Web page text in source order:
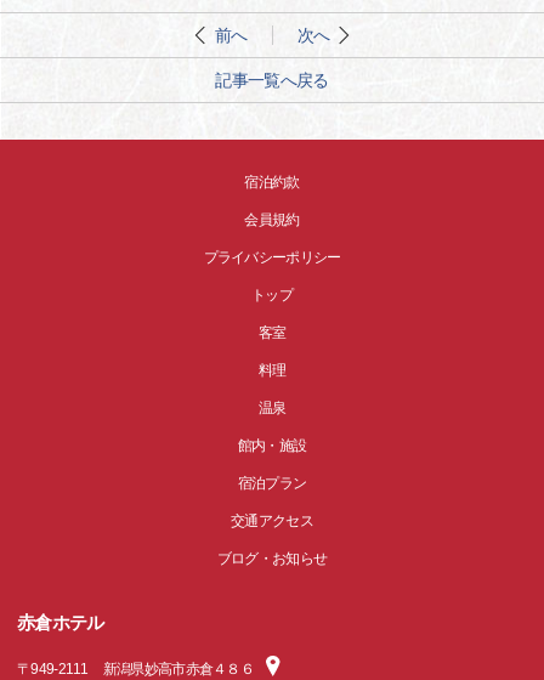
前へ 次へ
記事一覧へ戻る
宿泊約款
会員規約
プライバシーポリシー
トップ
客室
料理
温泉
館内・施設
宿泊プラン
交通アクセス
ブログ・お知らせ
赤倉ホテル
〒949-2111 新潟県妙高市赤倉４８６